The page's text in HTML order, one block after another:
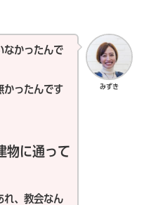
みずき
なかったんで
かったんです
物に通って
れ、教会なん